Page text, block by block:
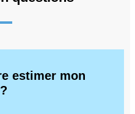
estimer mon